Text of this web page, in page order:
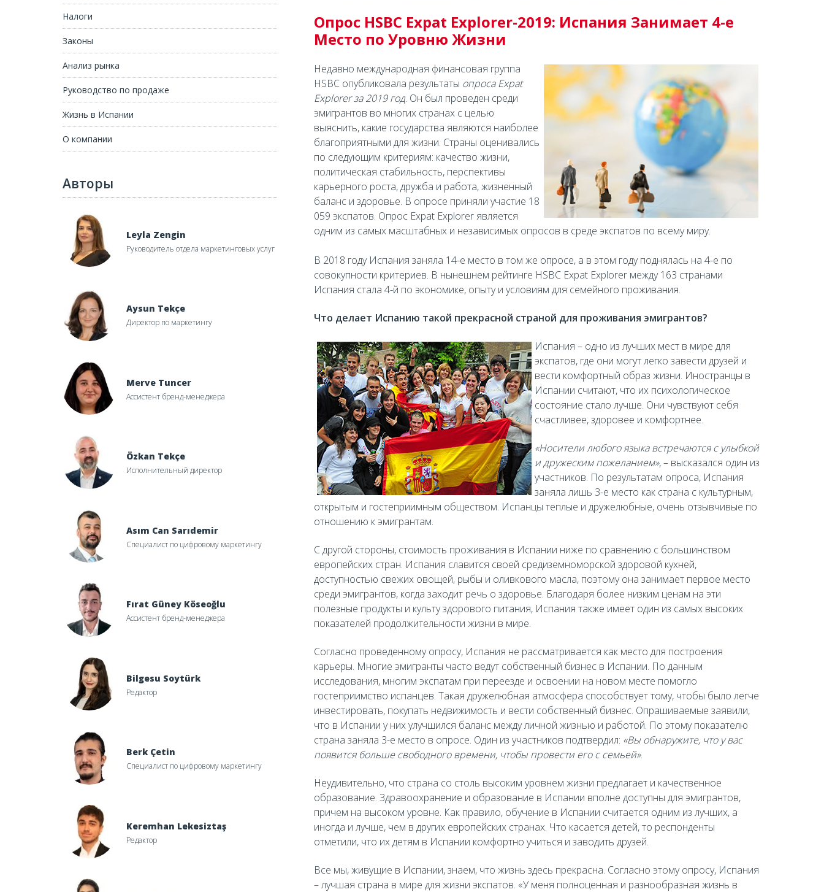
Налоги
Законы
Анализ рынка
Руководство по продаже
Жизнь в Испании
О компании
Авторы
Leyla Zengin
Руководитель отдела маркетинговых услуг
Aysun Tekçe
Директор по маркетингу
Merve Tuncer
Ассистент бренд-менеджера
Özkan Tekçe
Исполнительный директор
Asım Can Sarıdemir
Специалист по цифровому маркетингу
Fırat Güney Köseoğlu
Ассистент бренд-менеджера
Bilgesu Soytürk
Редактор
Berk Çetin
Специалист по цифровому маркетингу
Keremhan Lekesiztaş
Редактор
Опрос HSBC Expat Explorer-2019: Испания Занимает 4-е
Место по Уровню Жизни
Недавно международная финансовая группа
HSBC опубликовала результаты опроса Expat
Explorer за 2019 год. Он был проведен среди
эмигрантов во многих странах с целью
выяснить, какие государства являются наиболее
благоприятными для жизни. Страны оценивались
по следующим критериям: качество жизни,
политическая стабильность, перспективы
карьерного роста, дружба и работа, жизненный
баланс и здоровье. В опросе приняли участие 18
059 экспатов. Опрос Expat Explorer является
одним из самых масштабных и независимых опросов в среде экспатов по всему миру.
В 2018 году Испания заняла 14-е место в том же опросе, а в этом году поднялась на 4-е по
совокупности критериев. В нынешнем рейтинге HSBC Expat Explorer между 163 странами
Испания стала 4-й по экономике, опыту и условиям для семейного проживания.
Что делает Испанию такой прекрасной страной для проживания эмигрантов?
Испания – одно из лучших мест в мире для
экспатов, где они могут легко завести друзей и
вести комфортный образ жизни. Иностранцы в
Испании считают, что их психологическое
состояние стало лучше. Они чувствуют себя
счастливее, здоровее и комфортнее.
«Носители любого языка встречаются с улыбкой
и дружеским пожеланием», – высказался один из
участников. По результатам опроса, Испания
заняла лишь 3-е место как страна с культурным,
открытым и гостеприимным обществом. Испанцы теплые и дружелюбные, очень отзывчивые по
отношению к эмигрантам.
С другой стороны, стоимость проживания в Испании ниже по сравнению с большинством
европейских стран. Испания славится своей средиземноморской здоровой кухней,
доступностью свежих овощей, рыбы и оливкового масла, поэтому она занимает первое место
среди эмигрантов, когда заходит речь о здоровье. Благодаря более низким ценам на эти
полезные продукты и культу здорового питания, Испания также имеет один из самых высоких
показателей продолжительности жизни в мире.
Согласно проведенному опросу, Испания не рассматривается как место для построения
карьеры. Многие эмигранты часто ведут собственный бизнес в Испании. По данным
исследования, многим экспатам при переезде и освоении на новом месте помогло
гостеприимство испанцев. Такая дружелюбная атмосфера способствует тому, чтобы было легче
инвестировать, покупать недвижимость и вести собственный бизнес. Опрашиваемые заявили,
что в Испании у них улучшился баланс между личной жизнью и работой. По этому показателю
страна заняла 3-е место в опросе. Один из участников подтвердил: «Вы обнаружите, что у вас
появится больше свободного времени, чтобы провести его с семьей».
Неудивительно, что страна со столь высоким уровнем жизни предлагает и качественное
образование. Здравоохранение и образование в Испании вполне доступны для эмигрантов,
причем на высоком уровне. Как правило, обучение в Испании считается одним из лучших, а
иногда и лучше, чем в других европейских странах. Что касается детей, то респонденты
отметили, что их детям в Испании комфортно учиться и заводить друзей.
Все мы, живущие в Испании, знаем, что жизнь здесь прекрасна. Согласно этому опросу, Испания
– лучшая страна в мире для жизни экспатов. «У меня полноценная и разнообразная жизнь в